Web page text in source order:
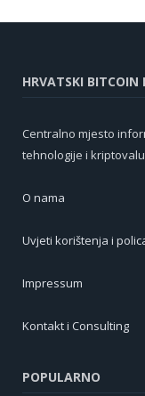
HRVATSKI BITCOIN
Centralno mjesto
tehnologije i
O nama
Uvjeti korištenja i
Impressum
Kontakt i Consulting
POPULARNO